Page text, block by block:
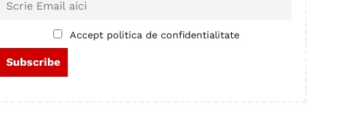
Accept politica de confidentialitate